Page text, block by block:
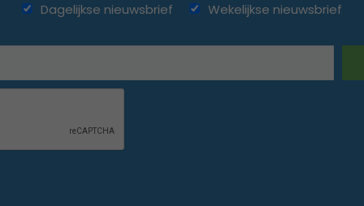
Dagelijkse nieuwsbrief Wekelijkse nieuwsbrief